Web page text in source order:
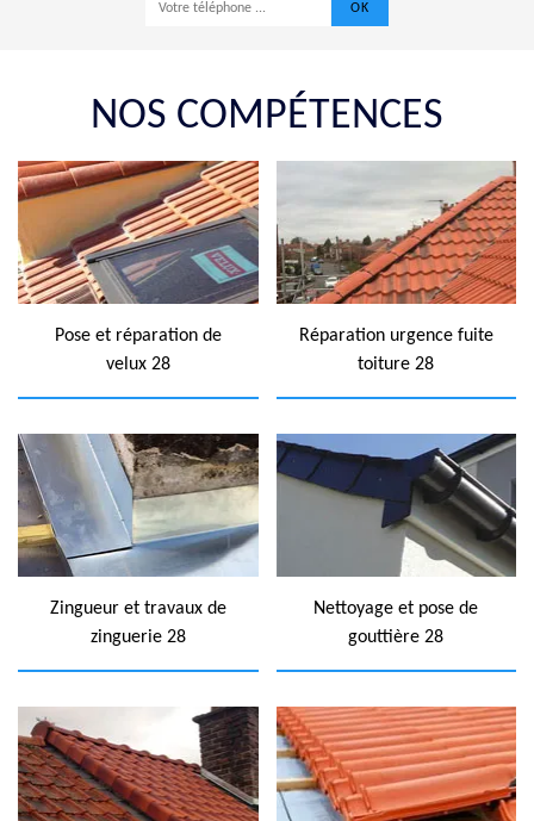
NOS COMPÉTENCES
Pose et réparation de
velux 28
Réparation urgence fuite
toiture 28
Zingueur et travaux de
zinguerie 28
Nettoyage et pose de
gouttière 28